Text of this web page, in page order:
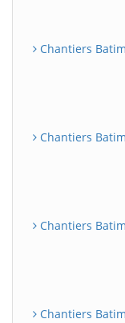
Chantiers
Chantiers
Chantiers
Chantiers